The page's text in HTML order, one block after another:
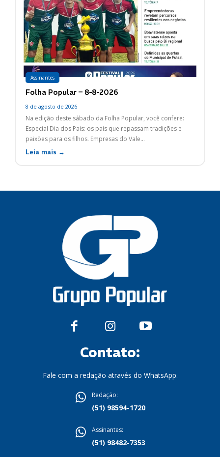
Assinantes
Folha Popular – 8-8-2026
8 de agosto de 2026
Na edição deste sábado da Folha Popular, você confere:
Especial Dia dos Pais: os pais que repassam tradições e
paixões para os filhos. Empresas do Vale...
Leia mais →
Contato:
Fale com a redação através do WhatsApp.
Redação:
(51) 98594-1720
Assinantes:
(51) 98482-7353